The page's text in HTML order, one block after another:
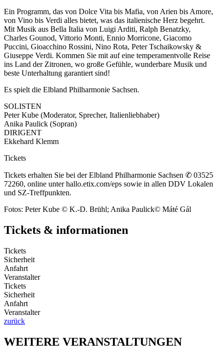
Ein Programm, das von Dolce Vita bis Mafia, von Arien bis Amore,
von Vino bis Verdi alles bietet, was das italienische Herz begehrt.
Mit Musik aus Bella Italia von Luigi Arditi, Ralph Benatzky,
Charles Gounod, Vittorio Monti, Ennio Morricone, Giacomo
Puccini, Gioacchino Rossini, Nino Rota, Peter Tschaikowsky &
Giuseppe Verdi. Kommen Sie mit auf eine temperamentvolle Reise
ins Land der Zitronen, wo große Gefühle, wunderbare Musik und
beste Unterhaltung garantiert sind!
Es spielt die Elbland Philharmonie Sachsen.
SOLISTEN
Peter Kube (Moderator, Sprecher, Italienliebhaber)
Anika Paulick (Sopran)
DIRIGENT
Ekkehard Klemm
Tickets
Tickets erhalten Sie bei der Elbland Philharmonie Sachsen ✆ 03525
72260, online unter hallo.etix.com/eps sowie in allen DDV Lokalen
und SZ-Treffpunkten.
Fotos: Peter Kube © K.-D. Brühl; Anika Paulick© Máté Gál
Tickets & informationen
Tickets
Sicherheit
Anfahrt
Veranstalter
Tickets
Sicherheit
Anfahrt
Veranstalter
zurück
WEITERE VERANSTALTUNGEN